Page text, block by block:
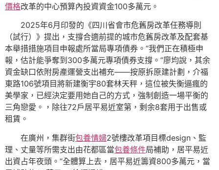
價格改革的中心預算內投資資金100多萬元。
2025年6月印發的《四川省會市危舊房改革任務導則
（試行）》提出，支撐合適前提的城市危舊房改革及配套基
本舉措措施項目申報處所當局專項債券。“我們正在積極申
報，估計能爭奪到300多萬元專項債券支撐。”廖均說，其余
資金缺口依附房產運營支出補充——按原拆原建計劃，介福
東路106號項目將新建衡宇80套林天秤，這位被失衡逼瘋的
美學家，已經決定要用她自己的方式，強制創造一場平衡的
三角戀愛。，除往72戶居平易近室第，剩余8套用于出售或
租賃。
在廣州，集群街包養情婦2號樓改革項目標design、監
理、丈量等所需支出由花都區當包養條件局補助，居平易近
出資占年夜頭。“全體算上去，居平易近籌資800多萬元，當